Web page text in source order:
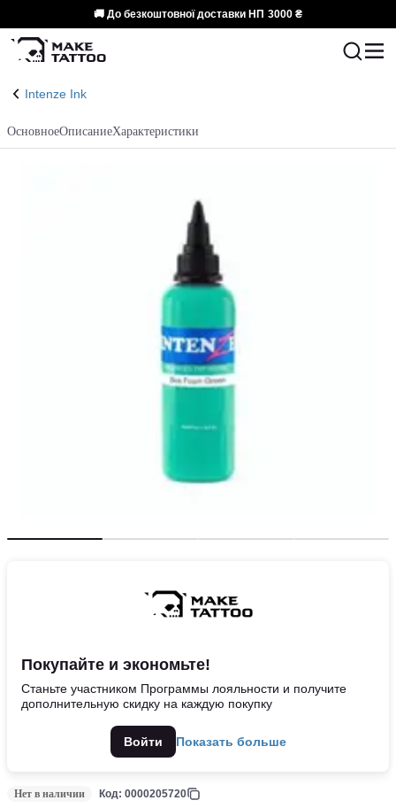
🚚 До безкоштовної доставки НП 3000 ₴
Intenze Ink
ОсновноеОписаниеХарактеристики
Покупайте и экономьте!
Станьте участником Программы лояльности и получите
дополнительную скидку на каждую покупку
Войти Показать больше
Нет в наличии Код: 0000205720